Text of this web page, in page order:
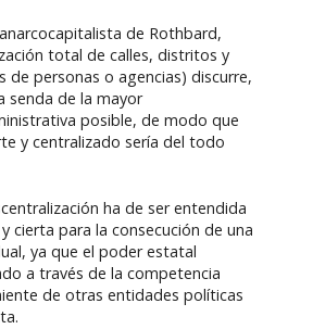
de Rothbard,
total de calles, distritos y
de personas o agencias) discurre,
senda de la mayor
posible, de modo que
y centralizado sería del todo
ha de ser entendida
cierta para la consecución de una
ya que el poder estatal
a través de la competencia
de otras entidades políticas